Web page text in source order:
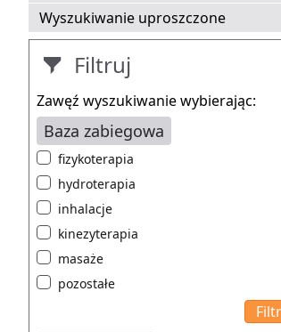
Wyszukiwanie uproszczone
Filtruj
Zawęź wyszukiwanie wybierając:
Baza zabiegowa
fizykoterapia
hydroterapia
inhalacje
kinezyterapia
masaże
pozostałe